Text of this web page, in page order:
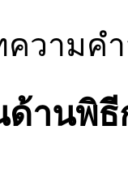
ความค
านพิธี